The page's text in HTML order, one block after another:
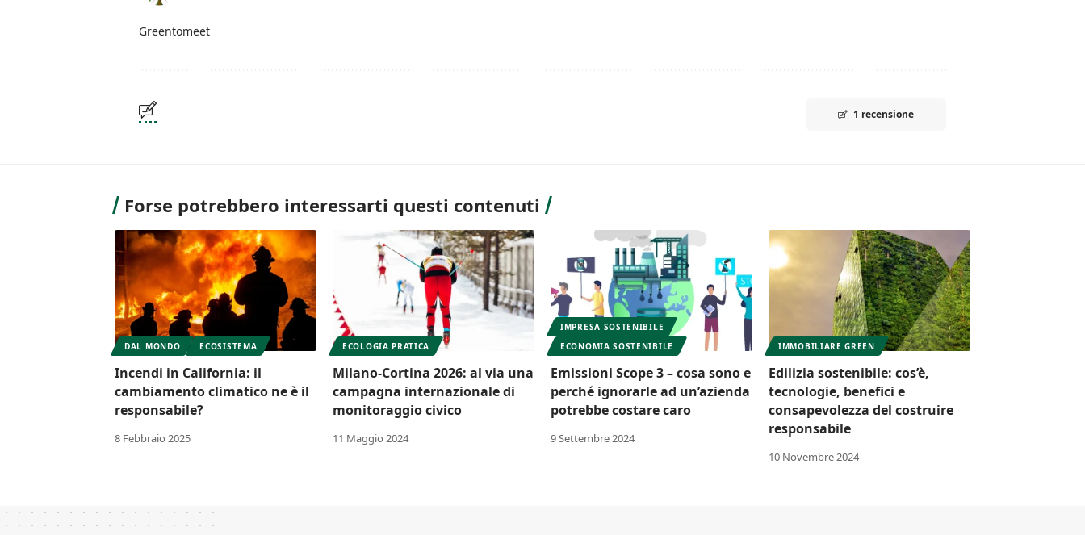
Greentomeet
1 recensione
Forse potrebbero interessarti questi contenuti
DAL MONDO ECOSISTEMA
Incendi in California: il
cambiamento climatico ne è il
responsabile?
8 Febbraio 2025
ECOLOGIA PRATICA
Milano-Cortina 2026: al via una
campagna internazionale di
monitoraggio civico
11 Maggio 2024
IMPRESA SOSTENIBILE
ECONOMIA SOSTENIBILE
Emissioni Scope 3 – cosa sono e
perché ignorarle ad un’azienda
potrebbe costare caro
9 Settembre 2024
IMMOBILIARE GREEN
Edilizia sostenibile: cos’è,
tecnologie, benefici e
consapevolezza del costruire
responsabile
10 Novembre 2024